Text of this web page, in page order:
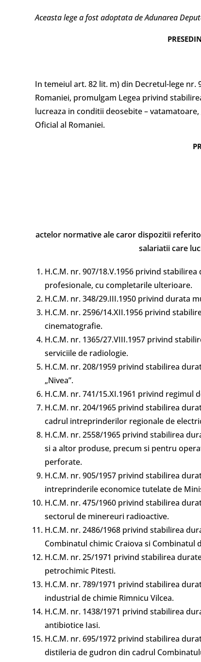
Aceasta lege a fost adoptata de Adunarea
In temeiul art. 82 lit. m) din Decretul-lege
Romaniei, promulgam Legea privind
lucreaza in conditii deosebite –
Oficial al Romaniei.
actelor normative ale caror dispozitii
salariatii care
H.C.M. nr. 907/18.V.1956 privind
profesionale, cu completarile ulterioare.
H.C.M. nr. 348/29.III.1950 privind durata
H.C.M. nr. 2596/14.XII.1956 privind
cinematografie.
H.C.M. nr. 1365/27.VIII.1957 privind
serviciile de radiologie.
H.C.M. nr. 208/1959 privind stabilirea
„Nivea”.
H.C.M. nr. 741/15.XI.1961 privind regimul
H.C.M. nr. 204/1965 privind stabilirea
cadrul intreprinderilor regionale de
H.C.M. nr. 2558/1965 privind stabilirea
si a altor produse, precum si pentru
perforate.
H.C.M. nr. 905/1957 privind stabilirea
intreprinderile economice tutelate de
H.C.M. nr. 475/1960 privind stabilirea
sectorul de minereuri radioactive.
H.C.M. nr. 2486/1968 privind stabilirea
Combinatul chimic Craiova si Combinatul
H.C.M. nr. 25/1971 privind stabilirea
petrochimic Pitesti.
H.C.M. nr. 789/1971 privind stabilirea
industrial de chimie Rimnicu Vilcea.
H.C.M. nr. 1438/1971 privind stabilirea
antibiotice Iasi.
H.C.M. nr. 695/1972 privind stabilirea
distileria de gudron din cadrul